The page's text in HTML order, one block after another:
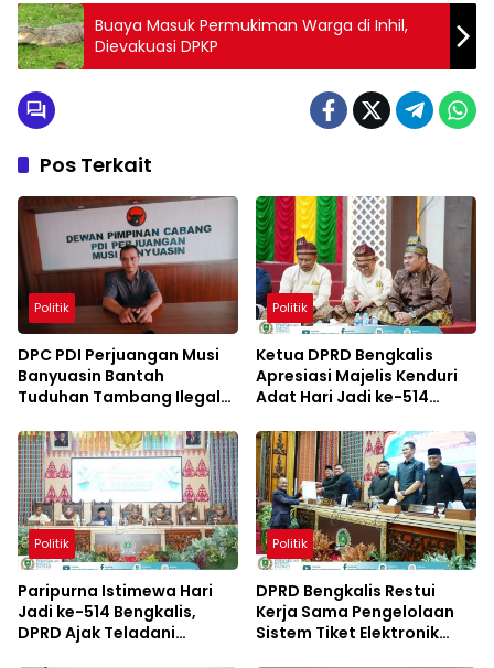
Buaya Masuk Permukiman Warga di Inhil,
Dievakuasi DPKP
Pos Terkait
Politik
DPC PDI Perjuangan Musi
Banyuasin Bantah
Tuduhan Tambang Ilegal
Politik
Ketua DPRD Bengkalis
Apresiasi Majelis Kenduri
Adat Hari Jadi ke-514
Politik
Paripurna Istimewa Hari
Jadi ke-514 Bengkalis,
DPRD Ajak Teladani
Politik
DPRD Bengkalis Restui
Kerja Sama Pengelolaan
Sistem Tiket Elektronik